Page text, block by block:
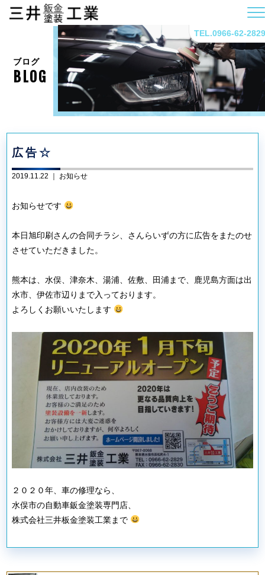
TEL.0966-62-2829
ブログ
BLOG
広告☆
2019.11.22 ｜ お知らせ
お知らせです
本日旭印刷さんの合同チラシ、さんらいずの方に広告をまたのせ
させていただきました。
熊本は、水俣、津奈木、湯浦、佐敷、田浦まで、鹿児島方面は出
水市、伊佐市辺りまで入っております。
よろしくお願いいたします
２０２０年、車の修理なら、
水俣市の自動車鈑金塗装専門店、
株式会社三井板金塗装工業まで